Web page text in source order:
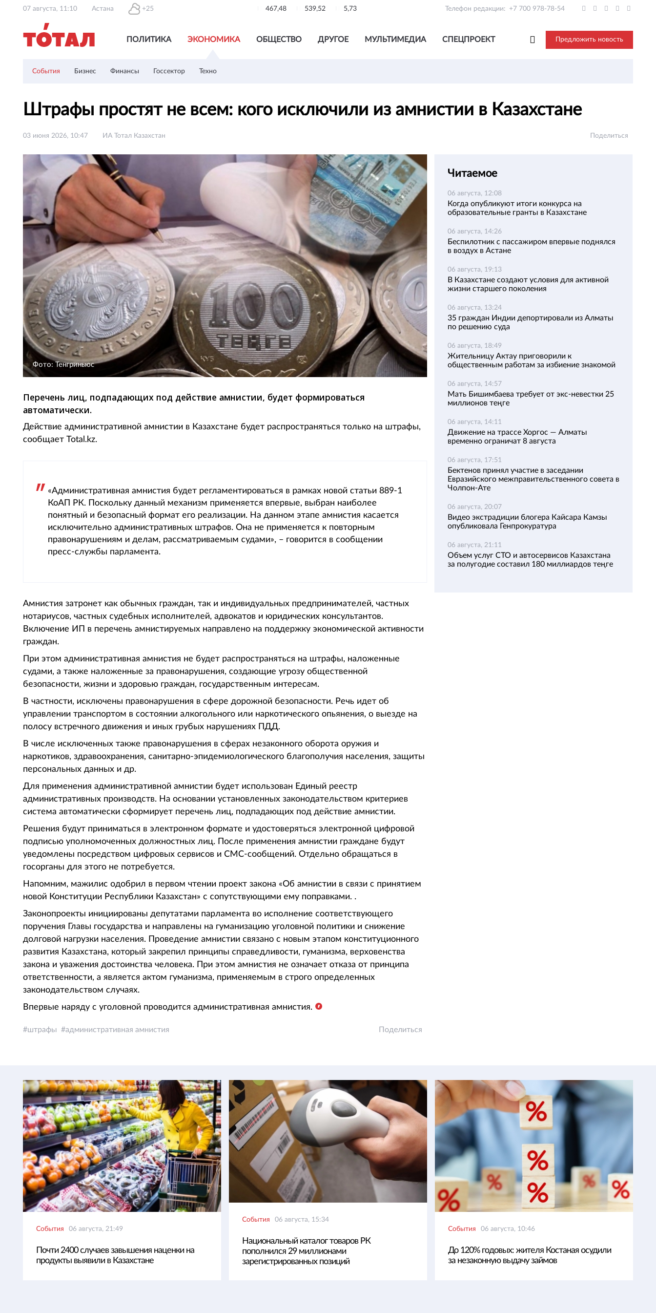
07 августа, 11:10 Астана +25 467,48 539,52 5,73 Телефон редакции: +7 700 978-78-54
ПОЛИТИКА ЭКОНОМИКА ОБЩЕСТВО ДРУГОЕ МУЛЬТИМЕДИА СПЕЦПРОЕКТ Предложить новость
События Бизнес Финансы Госсектор Техно
Штрафы простят не всем: кого исключили из амнистии в Казахстане
03 июня 2026, 10:47 ИА Тотал Казахстан Поделиться
Фото: Тенгриньюс
Перечень лиц, подпадающих под действие амнистии, будет формироваться
автоматически.
Действие административной амнистии в Казахстане будет распространяться только на штрафы,
сообщает Total.kz.
«Административная амнистия будет регламентироваться в рамках новой статьи 889-1
КоАП РК. Поскольку данный механизм применяется впервые, выбран наиболее
понятный и безопасный формат его реализации. На данном этапе амнистия касается
исключительно административных штрафов. Она не применяется к повторным
правонарушениям и делам, рассматриваемым судами», – говорится в сообщении
пресс-службы парламента.
Амнистия затронет как обычных граждан, так и индивидуальных предпринимателей, частных
нотариусов, частных судебных исполнителей, адвокатов и юридических консультантов.
Включение ИП в перечень амнистируемых направлено на поддержку экономической активности
граждан.
При этом административная амнистия не будет распространяться на штрафы, наложенные
судами, а также наложенные за правонарушения, создающие угрозу общественной
безопасности, жизни и здоровью граждан, государственным интересам.
В частности, исключены правонарушения в сфере дорожной безопасности. Речь идет об
управлении транспортом в состоянии алкогольного или наркотического опьянения, о выезде на
полосу встречного движения и иных грубых нарушениях ПДД.
В числе исключенных также правонарушения в сферах незаконного оборота оружия и
наркотиков, здравоохранения, санитарно-эпидемиологического благополучия населения, защиты
персональных данных и др.
Для применения административной амнистии будет использован Единый реестр
административных производств. На основании установленных законодательством критериев
система автоматически сформирует перечень лиц, подпадающих под действие амнистии.
Решения будут приниматься в электронном формате и удостоверяться электронной цифровой
подписью уполномоченных должностных лиц. После применения амнистии граждане будут
уведомлены посредством цифровых сервисов и СМС-сообщений. Отдельно обращаться в
госорганы для этого не потребуется.
Напомним, мажилис одобрил в первом чтении проект закона «Об амнистии в связи с принятием
новой Конституции Республики Казахстан» с сопутствующими ему поправками. .
Законопроекты инициированы депутатами парламента во исполнение соответствующего
поручения Главы государства и направлены на гуманизацию уголовной политики и снижение
долговой нагрузки населения. Проведение амнистии связано с новым этапом конституционного
развития Казахстана, который закрепил принципы справедливости, гуманизма, верховенства
закона и уважения достоинства человека. При этом амнистия не означает отказа от принципа
ответственности, а является актом гуманизма, применяемым в строго определенных
законодательством случаях.
Впервые наряду с уголовной проводится административная амнистия.
штрафы административная амнистия Поделиться
Читаемое
06 августа, 12:08
Когда опубликуют итоги конкурса на
образовательные гранты в Казахстане
06 августа, 14:26
Беспилотник с пассажиром впервые поднялся
в воздух в Астане
06 августа, 19:13
В Казахстане создают условия для активной
жизни старшего поколения
06 августа, 13:24
35 граждан Индии депортировали из Алматы
по решению суда
06 августа, 18:49
Жительницу Актау приговорили к
общественным работам за избиение знакомой
06 августа, 14:57
Мать Бишимбаева требует от экс-невестки 25
миллионов теңге
06 августа, 14:11
Движение на трассе Хоргос — Алматы
временно ограничат 8 августа
06 августа, 17:51
Бектенов принял участие в заседании
Евразийского межправительственного совета в
Чолпон-Ате
06 августа, 20:07
Видео экстрадиции блогера Кайсара Камзы
опубликовала Генпрокуратура
06 августа, 21:11
Объем услуг СТО и автосервисов Казахстана
за полугодие составил 180 миллиардов теңге
События 06 августа, 21:49
Почти 2400 случаев завышения наценки на
продукты выявили в Казахстане
События 06 августа, 15:34
Национальный каталог товаров РК
пополнился 29 миллионами
зарегистрированных позиций
События 06 августа, 10:46
До 120% годовых: жителя Костаная осудили
за незаконную выдачу займов